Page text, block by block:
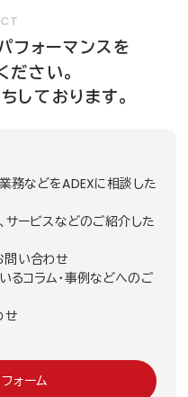
フォーマンスを
ださい。
しております。
務などをADEXに相談した
サービスなどのご紹介した
問い合わせ
るコラム・事例などへのご
せ
ォーム